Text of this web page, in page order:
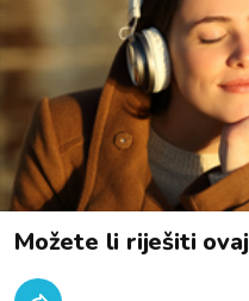
Možete li riješiti